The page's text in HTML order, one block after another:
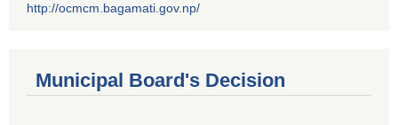
http://ocmcm.bagamati.gov.np/
Municipal Board's Decision